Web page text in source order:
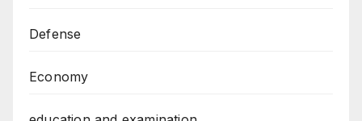
Defense
Economy